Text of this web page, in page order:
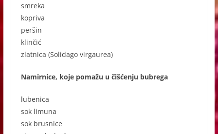
smreka
kopriva
peršin
klinčić
zlatnica (Solidago virgaurea)
Namirnice, koje pomažu u čišćenju bubrega
lubenica
sok limuna
sok brusnice